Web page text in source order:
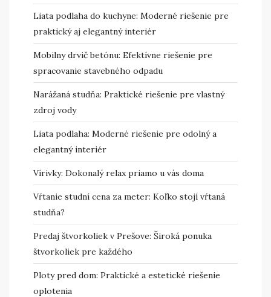
Liata podlaha do kuchyne: Moderné riešenie pre
praktický aj elegantný interiér
Mobilny drvič betónu: Efektívne riešenie pre
spracovanie stavebného odpadu
Narážaná studňa: Praktické riešenie pre vlastný
zdroj vody
Liata podlaha: Moderné riešenie pre odolný a
elegantný interiér
Vírivky: Dokonalý relax priamo u vás doma
Vŕtanie studní cena za meter: Koľko stojí vŕtaná
studňa?
Predaj štvorkoliek v Prešove: Široká ponuka
štvorkoliek pre každého
Ploty pred dom: Praktické a estetické riešenie
oplotenia